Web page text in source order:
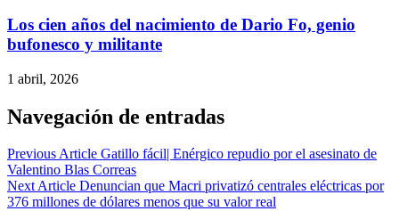
Los cien años del nacimiento de Dario Fo, genio
bufonesco y militante
1 abril, 2026
Navegación de entradas
Previous Article Gatillo fácil| Enérgico repudio por el asesinato de
Valentino Blas Correas
Next Article Denuncian que Macri privatizó centrales eléctricas por
376 millones de dólares menos que su valor real